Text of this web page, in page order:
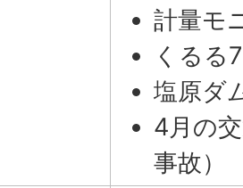
計量モ
くるる
塩原ダ
4月の
事故）